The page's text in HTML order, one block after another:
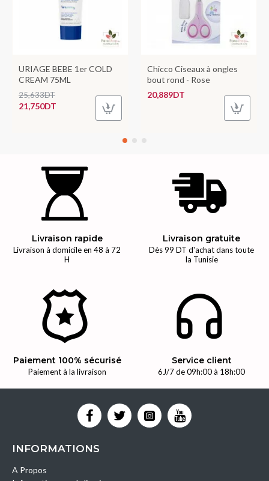
URIAGE BEBE 1er COLD
CREAM 75ML
21,750DT
25,633DT
Chicco Ciseaux à ongles
bout rond - Rose
20,889DT
Livraison rapide
Livraison à domicile en 48 à 72
H
Livraison gratuite
Dès 99 DT d'achat dans toute
la Tunisie
Paiement 100% sécurisé
Paiement à la livraison
Service client
6J/7 de 09h:00 à 18h:00
INFORMATIONS
A Propos